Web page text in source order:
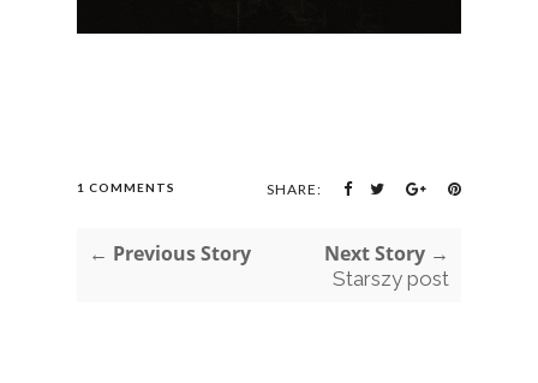
1 COMMENTS SHARE:
← Previous Story Next Story →
Starszy post